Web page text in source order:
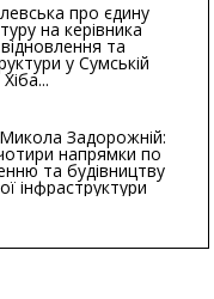
про єдину
на керівника
та
у Сумській
Задорожній:
напрямки по
та будівництву
інфраструктури